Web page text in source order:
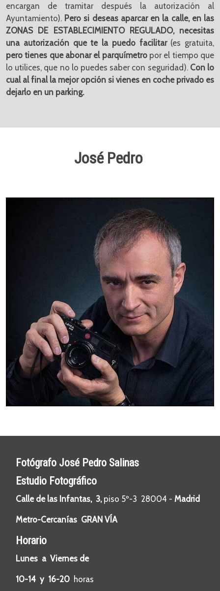
encargan de tramitar después la autorización al
Ayuntamiento). Pero si deseas aparcar en la calle, en las
ZONAS DE ESTABLECIMIENTO REGULADO, necesitas
una autorización que te la puedo facilitar(es gratuita,
pero tienes que abonar el parquímetropor el tiempo que
lo utilices, que no lo puedes saber con seguridad). Con lo
cual al final la mejor opción si vienes en coche privado es
dejarlo en un parking.
José Pedro
Fotógrafo José Pedro Salinas
Estudio Fotográfico
Calle de las Infantas, 3,piso 5º-3 28004 - Madrid
Metro-Cercanías GRAN VÍA
Horario
Lunes a Viernes de
10-14 y 16-20 horas